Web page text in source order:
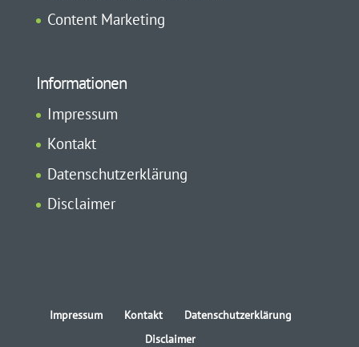
Content Marketing
Informationen
Impressum
Kontakt
Datenschutzerklärung
Disclaimer
Impressum Kontakt
Datenschutzerklärung
Disclaimer